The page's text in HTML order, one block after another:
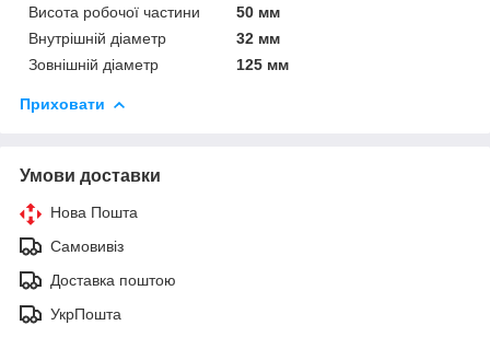
Висота робочої частини
50 мм
Внутрішній діаметр
32 мм
Зовнішній діаметр
125 мм
Приховати
Умови доставки
Нова Пошта
Самовивіз
Доставка поштою
УкрПошта